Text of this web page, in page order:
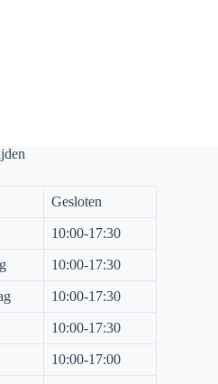
Gesloten
10:00-17:30
10:00-17:30
10:00-17:30
10:00-17:30
10:00-17:00